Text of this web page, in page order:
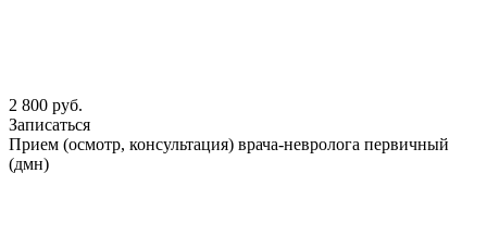
2 800 руб.
Записаться
Прием (осмотр, консультация) врача-невролога первичный
(дмн)